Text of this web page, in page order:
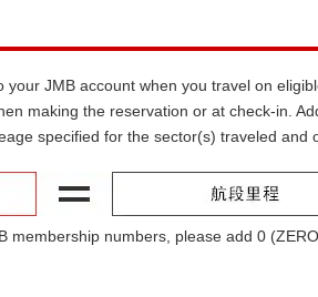
your JMB account when you travel on
making the reservation or at check-in.
specified for the sector(s) traveled
membership numbers, please add 0